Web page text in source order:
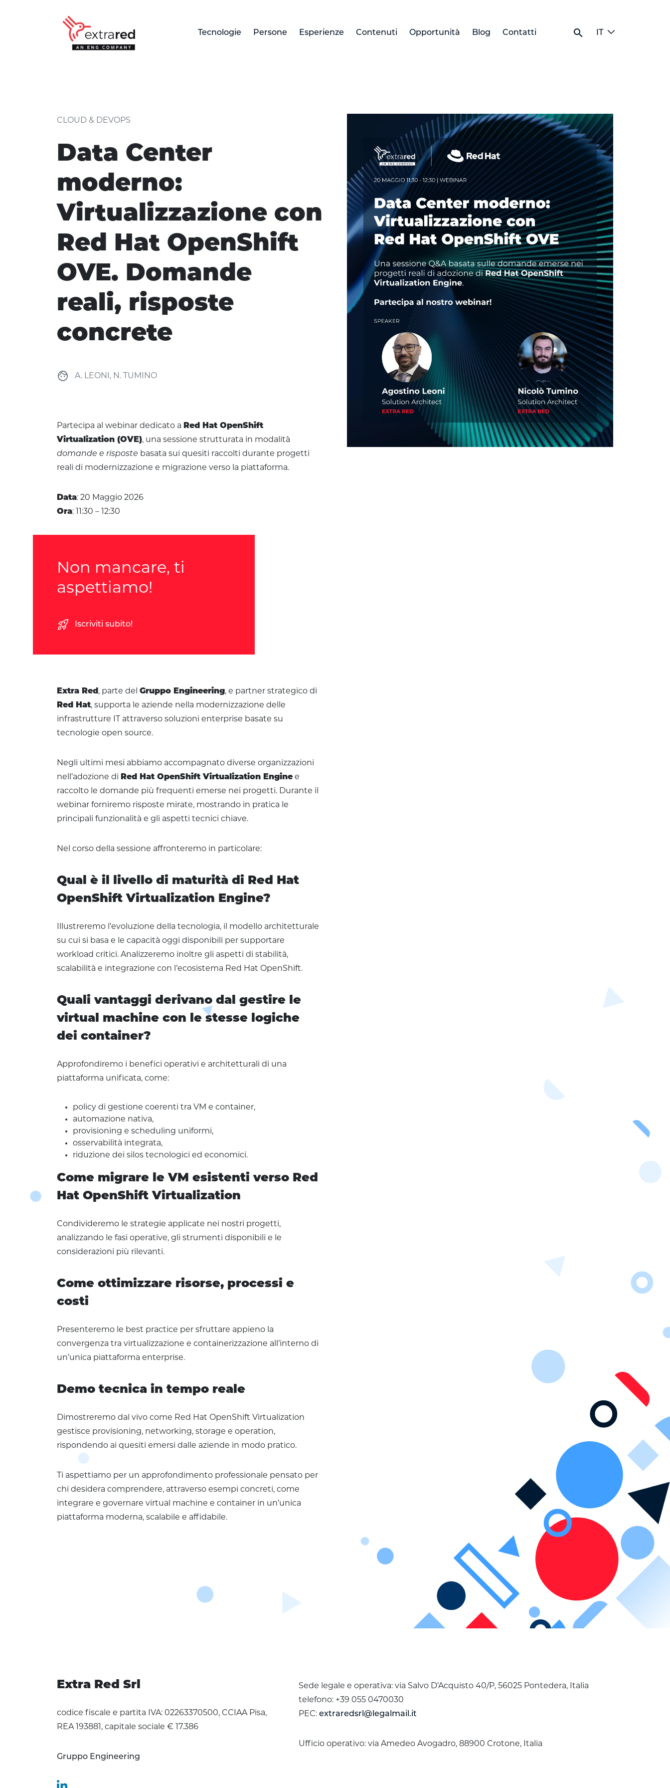
Tecnologie Persone Esperienze Contenuti Opportunità Blog Contatti search
CLOUD & DEVOPS
Data Center
moderno:
Virtualizzazione con
Red Hat OpenShift
OVE. Domande
reali, risposte
concrete
face A. LEONI, N. TUMINO
Partecipa al webinar dedicato a Red Hat OpenShift
Virtualization (OVE), una sessione strutturata in modalità
domande e risposte basata sui quesiti raccolti durante progetti
reali di modernizzazione e migrazione verso la piattaforma.
Data: 20 Maggio 2026
Ora: 11:30 – 12:30
Non mancare, ti
aspettiamo!
rocket_launch Iscriviti subito!
Extra Red, parte del Gruppo Engineering, e partner strategico di
Red Hat, supporta le aziende nella modernizzazione delle
infrastrutture IT attraverso soluzioni enterprise basate su
tecnologie open source.
Negli ultimi mesi abbiamo accompagnato diverse organizzazioni
nell’adozione di Red Hat OpenShift Virtualization Engine e
raccolto le domande più frequenti emerse nei progetti. Durante il
webinar forniremo risposte mirate, mostrando in pratica le
principali funzionalità e gli aspetti tecnici chiave.
Nel corso della sessione affronteremo in particolare:
Qual è il livello di maturità di Red Hat
OpenShift Virtualization Engine?
Illustreremo l’evoluzione della tecnologia, il modello architetturale
su cui si basa e le capacità oggi disponibili per supportare
workload critici. Analizzeremo inoltre gli aspetti di stabilità,
scalabilità e integrazione con l’ecosistema Red Hat OpenShift.
Quali vantaggi derivano dal gestire le
virtual machine con le stesse logiche
dei container?
Approfondiremo i benefici operativi e architetturali di una
piattaforma unificata, come:
policy di gestione coerenti tra VM e container,
automazione nativa,
provisioning e scheduling uniformi,
osservabilità integrata,
riduzione dei silos tecnologici ed economici.
Come migrare le VM esistenti verso Red
Hat OpenShift Virtualization
Condivideremo le strategie applicate nei nostri progetti,
analizzando le fasi operative, gli strumenti disponibili e le
considerazioni più rilevanti.
Come ottimizzare risorse, processi e
costi
Presenteremo le best practice per sfruttare appieno la
convergenza tra virtualizzazione e containerizzazione all’interno di
un’unica piattaforma enterprise.
Demo tecnica in tempo reale
Dimostreremo dal vivo come Red Hat OpenShift Virtualization
gestisce provisioning, networking, storage e operation,
rispondendo ai quesiti emersi dalle aziende in modo pratico.
Ti aspettiamo per un approfondimento professionale pensato per
chi desidera comprendere, attraverso esempi concreti, come
integrare e governare virtual machine e container in un’unica
piattaforma moderna, scalabile e affidabile.
Extra Red Srl
codice fiscale e partita IVA: 02263370500, CCIAA Pisa,
REA 193881, capitale sociale € 17.386
Gruppo Engineering
Sede legale e operativa: via Salvo D’Acquisto 40/P, 56025 Pontedera, Italia
telefono: +39 055 0470030
PEC: extraredsrl@legalmail.it
Ufficio operativo: via Amedeo Avogadro, 88900 Crotone, Italia